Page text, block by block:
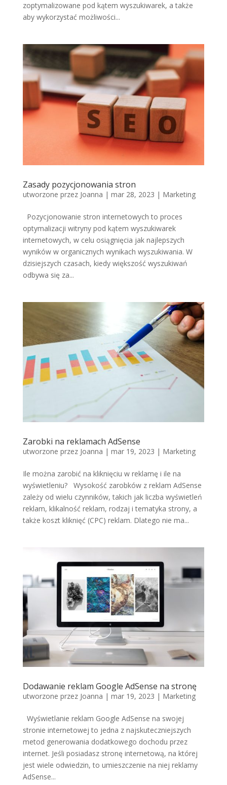
zoptymalizowane pod kątem wyszukiwarek, a także
aby wykorzystać możliwości...
Zasady pozycjonowania stron
utworzone przez Joanna | mar 28, 2023 | Marketing
Pozycjonowanie stron internetowych to proces
optymalizacji witryny pod kątem wyszukiwarek
internetowych, w celu osiągnięcia jak najlepszych
wyników w organicznych wynikach wyszukiwania. W
dzisiejszych czasach, kiedy większość wyszukiwań
odbywa się za...
Zarobki na reklamach AdSense
utworzone przez Joanna | mar 19, 2023 | Marketing
Ile można zarobić na kliknięciu w reklamę i ile na
wyświetleniu? Wysokość zarobków z reklam AdSense
zależy od wielu czynników, takich jak liczba wyświetleń
reklam, klikalność reklam, rodzaj i tematyka strony, a
także koszt kliknięć (CPC) reklam. Dlatego nie ma...
Dodawanie reklam Google AdSense na stronę
utworzone przez Joanna | mar 19, 2023 | Marketing
Wyświetlanie reklam Google AdSense na swojej
stronie internetowej to jedna z najskuteczniejszych
metod generowania dodatkowego dochodu przez
internet. Jeśli posiadasz stronę internetową, na której
jest wiele odwiedzin, to umieszczenie na niej reklamy
AdSense...